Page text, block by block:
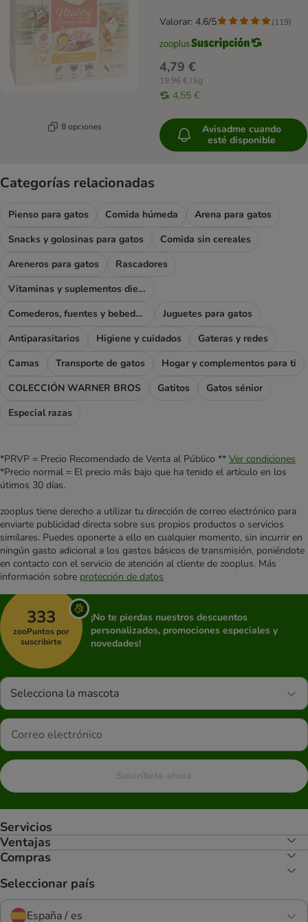
8 opciones
4,79 €
19,96 € / kg
4,55 €
Valorar: 4.6/5 (119)
Avisadme cuando
esté disponible
Categorías relacionadas
Pienso para gatos Comida húmeda
Arena para gatos
Snacks y golosinas para gatos
Comida sin cereales
Areneros para gatos
Rascadores
Vitaminas y suplementos dietéticos
Comederos, fuentes y bebederos
Juguetes para gatos
Antiparasitarios
Higiene y cuidados
Gateras y redes
Camas
Transporte de gatos
Hogar y complementos para ti
COLECCIÓN WARNER BROS
Gatitos
Gatos sénior
Especial razas
*PRVP = Precio Recomendado de Venta al Público ** Ver condiciones
*Precio normal = El precio más bajo que ha tenido el artículo en los
útimos 30 días.
zooplus tiene derecho a utilizar tu dirección de correo electrónico para
enviarte publicidad directa sobre sus propios productos o servicios
similares. Puedes oponerte a ello en cualquier momento, sin incurrir en
ningún gasto adicional a los gastos básicos de transmisión, poniéndote
en contacto con el servicio de atención al cliente de zooplus. Más
información sobre protección de datos
333
zooPuntos por
suscribirte
¡No te pierdas nuestros descuentos
personalizados, promociones especiales y
novedades!
Selecciona la mascota
Suscríbete ahora
Servicios
Ventajas
Compras
Seleccionar país
España / es